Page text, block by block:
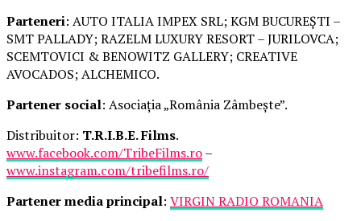
Parteneri: AUTO ITALIA IMPEX SRL; KGM BUCUREȘTI –
SMT PALLADY; RAZELM LUXURY RESORT – JURILOVCA;
SCEMTOVICI & BENOWITZ GALLERY; CREATIVE
AVOCADOS; ALCHEMICO.
Partener social: Asociația „România Zâmbește”.
Distribuitor: T.R.I.B.E. Films.
www.facebook.com/TribeFilms.ro–
www.instagram.com/tribefilms.ro/
Partener media principal: VIRGIN RADIO ROMANIA